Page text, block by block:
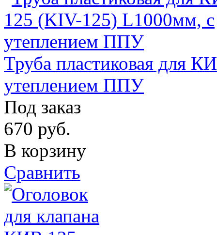
Труба пластиковая для
утеплением ППУ
Под заказ
670 руб.
В корзину
Сравнить